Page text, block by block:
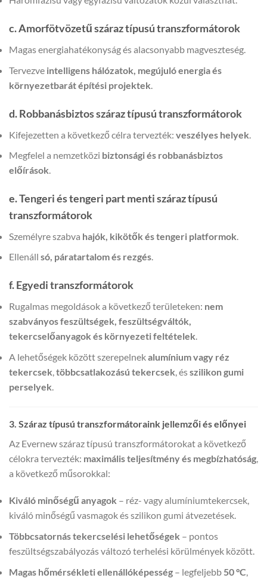
c. Amorfötvözetű száraz típusú transzformátorok
Magas energiahatékonyság és alacsonyabb magveszteség.
Tervezve intelligens hálózatok, megújuló energia és
környezetbarát építési projektek
d. Robbanásbiztos száraz típusú transzformátorok
Kifejezetten a következő célra tervezték: veszélyes helyek
Megfelel a nemzetközi biztonsági és robbanásbiztos
előírások.
e. Tengeri és tengeri part menti száraz típusú
transzformátorok
Személyre szabva hajók, kikötők és tengeri platformok.
Ellenáll só, páratartalom és rezgés.
f. Egyedi transzformátorok
Rugalmas megoldások a következő területeken: nem
szabványos feszültségek, feszültségváltók,
tekercselőanyagok és környezeti feltételek.
A lehetőségek között szerepelnekalumínium vagy réz
tekercsek,többcsatlakozású tekercsek, ésszilikon gumi
perselyek.
3. Száraz típusú transzformátoraink jellemzői és előnyei
Az Evernew száraz típusú transzformátorokat a következő
célokra tervezték: maximális teljesítmény és megbízhatóság
a következő műsorokkal:
Kiváló minőségű anyagok – réz- vagy alumíniumtekercsek,
kiváló minőségű vasmagok és szilikon gumi átvezetések.
Többcsatornás tekercselési lehetőségek – pontos
feszültségszabályozás változó terhelési körülmények között.
Magas hőmérsékleti ellenállóképesség – legfeljebb 50 °C